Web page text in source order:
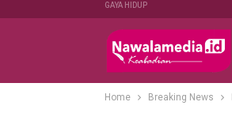
GAYA HIDUP
Home Breaking News